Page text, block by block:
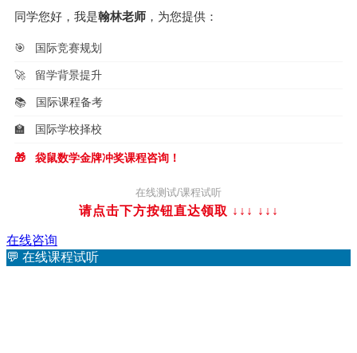
同学您好，我是翰林老师 ，为您提供：
🎯 国际竞赛规划
🚀 留学背景提升
📚 国际课程备考
🏫 国际学校择校
🎁 袋鼠数学金牌冲奖课程咨询！
在线测试/课程试听
请点击下方按钮直达领取 ↓↓↓ ↓↓↓
在线咨询
💬 在线课程试听